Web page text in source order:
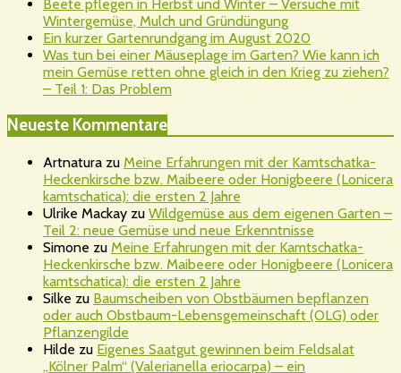
Beete pflegen in Herbst und Winter – Versuche mit
Wintergemüse, Mulch und Gründüngung
Ein kurzer Gartenrundgang im August 2020
Was tun bei einer Mäuseplage im Garten? Wie kann ich
mein Gemüse retten ohne gleich in den Krieg zu ziehen?
– Teil 1: Das Problem
Neueste Kommentare
Artnatura zu Meine Erfahrungen mit der Kamtschatka-
Heckenkirsche bzw. Maibeere oder Honigbeere (Lonicera
kamtschatica): die ersten 2 Jahre
Ulrike Mackay zu Wildgemüse aus dem eigenen Garten –
Teil 2: neue Gemüse und neue Erkenntnisse
Simone zu Meine Erfahrungen mit der Kamtschatka-
Heckenkirsche bzw. Maibeere oder Honigbeere (Lonicera
kamtschatica): die ersten 2 Jahre
Silke zu Baumscheiben von Obstbäumen bepflanzen
oder auch Obstbaum-Lebensgemeinschaft (OLG) oder
Pflanzengilde
Hilde zu Eigenes Saatgut gewinnen beim Feldsalat
„Kölner Palm“ (Valerianella eriocarpa) – ein